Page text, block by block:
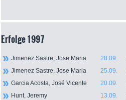
Erfolge 1997
Jimenez Sastre, Jose Maria
28.09.
Jimenez Sastre, Jose Maria
25.09.
Garcia Acosta, José Vicente
20.09.
Hunt, Jeremy
13.09.